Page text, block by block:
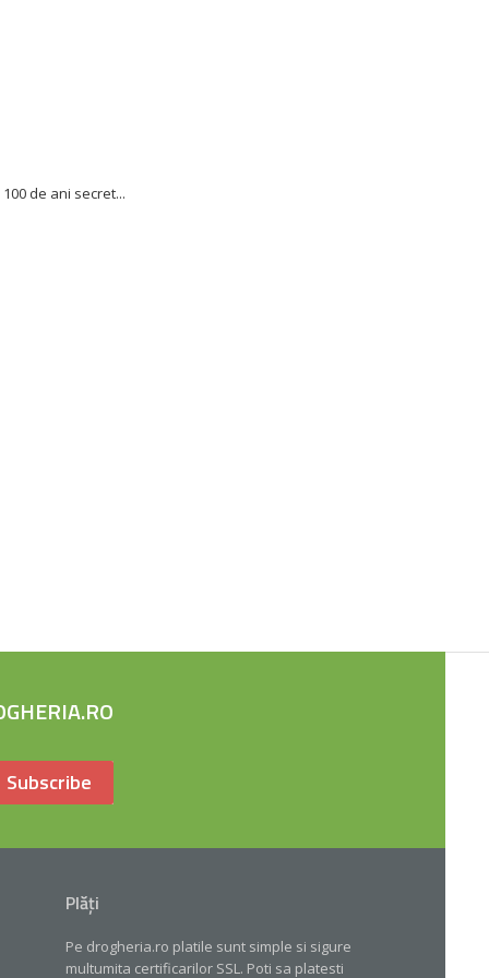
de ani secret...
Subscribe
Plăți
Pe drogheria.ro platile sunt simple si sigure
multumita certificarilor SSL. Poti sa platesti